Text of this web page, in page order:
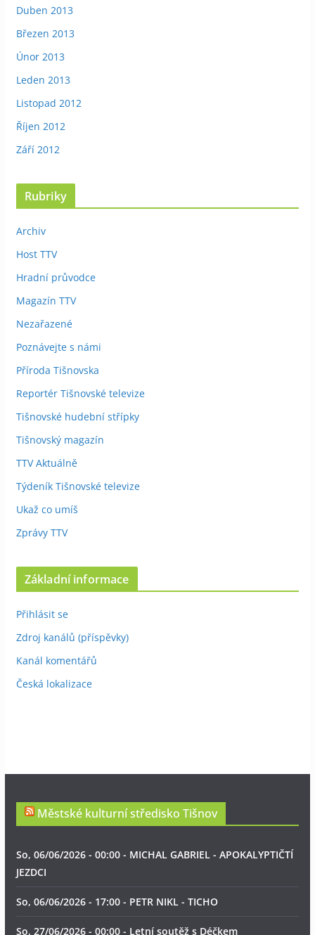
Duben 2013
Březen 2013
Únor 2013
Leden 2013
Listopad 2012
Říjen 2012
Září 2012
Rubriky
Archiv
Host TTV
Hradní průvodce
Magazín TTV
Nezařazené
Poznávejte s námi
Příroda Tišnovska
Reportér Tišnovské televize
Tišnovské hudební střípky
Tišnovský magazín
TTV Aktuálně
Týdeník Tišnovské televize
Ukaž co umíš
Zprávy TTV
Základní informace
Přihlásit se
Zdroj kanálů (příspěvky)
Kanál komentářů
Česká lokalizace
Městské kulturní středisko Tišnov
So, 06/06/2026 - 00:00 - MICHAL GABRIEL - APOKALYPTIČTÍ
JEZDCI
So, 06/06/2026 - 17:00 - PETR NIKL - TICHO
So, 27/06/2026 - 00:00 - Letní soutěž s Déčkem